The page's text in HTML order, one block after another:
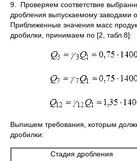
9. Проверяем соответствие
дробления выпускаемому заводами
Приближенные значения масс
дробилки, принимаем по [2, табл.8]:
Выпишем требования, которым
дробилки:
Стадия дробления